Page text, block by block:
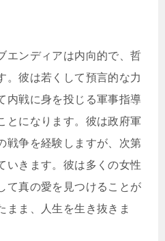
エンディアは内向的で、哲
。彼は若くして預言的な力
内戦に身を投じる軍事指導
とになります。彼は政府軍
戦争を経験しますが、次第
いきます。彼は多くの女性
て真の愛を見つけることが
まま、人生を生き抜きま